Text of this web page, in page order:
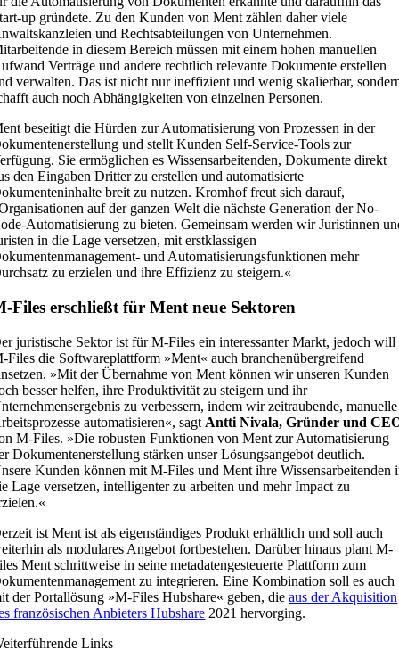
up gründete. Zu den Kunden von Ment zählen daher viele
und Rechtsabteilungen von Unternehmen.
in diesem Bereich müssen mit einem hohen manuellen
Verträge und andere rechtlich relevante Dokumente erstellen
verwalten. Das ist nicht nur ineffizient und wenig skalierbar,
auch noch Abhängigkeiten von einzelnen Personen.
beseitigt die Hürden zur Automatisierung von Prozessen in der
und stellt Kunden Self-Service-Tools zur
Sie ermöglichen es Wissensarbeitenden, Dokumente direkt
den Eingaben Dritter zu erstellen und automatisierte
breit zu nutzen. Kromhof freut sich darauf,
auf der ganzen Welt die nächste Generation der No-
Automatisierung zu bieten. Gemeinsam werden wir Juristinnen
in die Lage versetzen, mit erstklassigen
und Automatisierungsfunktionen mehr
zu erzielen und ihre Effizienz zu steigern.«
Files erschließt für Ment neue Sektoren
juristische Sektor ist für M-Files ein interessanter Markt, jedoch will
Files die Softwareplattform »Ment« auch branchenübergreifend
»Mit der Übernahme von Ment können wir unseren Kunden
besser helfen, ihre Produktivität zu steigern und ihr
zu verbessern, indem wir zeitraubende, manuelle
automatisieren«, sagt Antti Nivala, Gründer und
M-Files. »Die robusten Funktionen von Ment zur Automatisierung
Dokumentenerstellung stärken unser Lösungsangebot deutlich.
Kunden können mit M-Files und Ment ihre Wissensarbeitenden
Lage versetzen, intelligenter zu arbeiten und mehr Impact zu
ist Ment ist als eigenständiges Produkt erhältlich und soll auch
als modulares Angebot fortbestehen. Darüber hinaus plant M-
Ment schrittweise in seine metadatengesteuerte Plattform zum
zu integrieren. Eine Kombination soll es auch
der Portallösung »M-Files Hubshare« geben, dieaus der Akquisition
französischen Anbieters Hubshare 2021 hervorging.
Links